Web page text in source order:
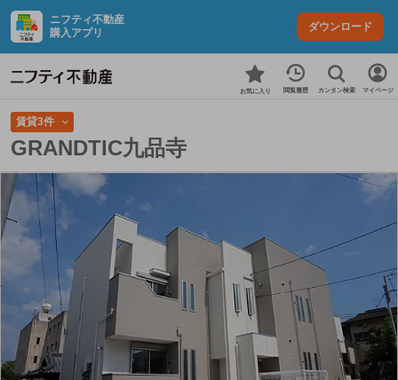
ニフティ不動産
購入アプリ
ダウンロード
お気に入り 閲覧履歴 カンタン検索 マイページ
賃貸3件
GRANDTIC九品寺